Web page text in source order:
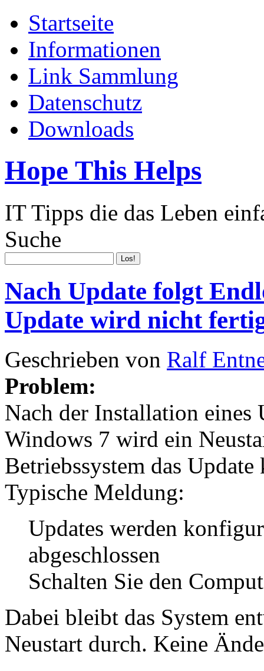
Startseite
Informationen
Link Sammlung
Datenschutz
Downloads
Hope This Helps
IT Tipps die das Leben
Suche
Nach Update folgt
Update wird nicht
Geschrieben von Ralf
Problem:
Nach der Installation eines
Windows 7 wird ein
Betriebssystem das
Typische Meldung:
Updates werden
abgeschlossen
Schalten Sie den
Dabei bleibt das System
Neustart durch. Keine